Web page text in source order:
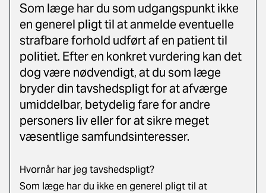
Som læge har du som udgangspunkt ikke
en generel pligt til at anmelde eventuelle
strafbare forhold udført af en patient til
politiet. Efter en konkret vurdering kan det
dog være nødvendigt, at du som læge
bryder din tavshedspligt for at afværge
umiddelbar, betydelig fare for andre
personers liv eller for at sikre meget
væsentlige samfundsinteresser.
Hvornår har jeg tavshedspligt?
Som læge har du ikke en generel pligt til at